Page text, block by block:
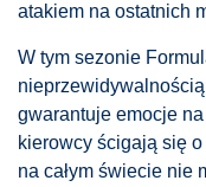
atakiem na ostatnich
W tym sezonie
gwarantuje emocje
kierowcy ścigają się
na całym świecie nie